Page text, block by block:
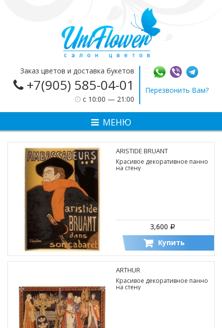
Заказ цветов и доставка букетов
+7(905) 585-04-01
c 10:00 — 21:00
Перезвонить Вам?
МЕНЮ
ARISTIDE BRUANT
Красивое декоративное панно
на стену
3,600 Р
Купить
ARTHUR
Красивое декоративное панно
на стену